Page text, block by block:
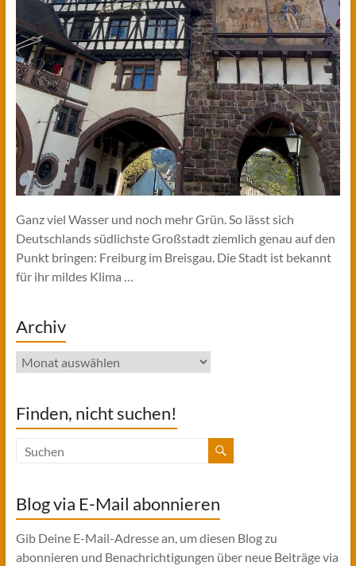
Ganz viel Wasser und noch mehr Grün. So lässt sich
Deutschlands südlichste Großstadt ziemlich genau auf den
Punkt bringen: Freiburg im Breisgau. Die Stadt ist bekannt
für ihr mildes Klima …
Archiv
Archiv
Finden, nicht suchen!
Blog via E-Mail abonnieren
Gib Deine E-Mail-Adresse an, um diesen Blog zu
abonnieren und Benachrichtigungen über neue Beiträge via